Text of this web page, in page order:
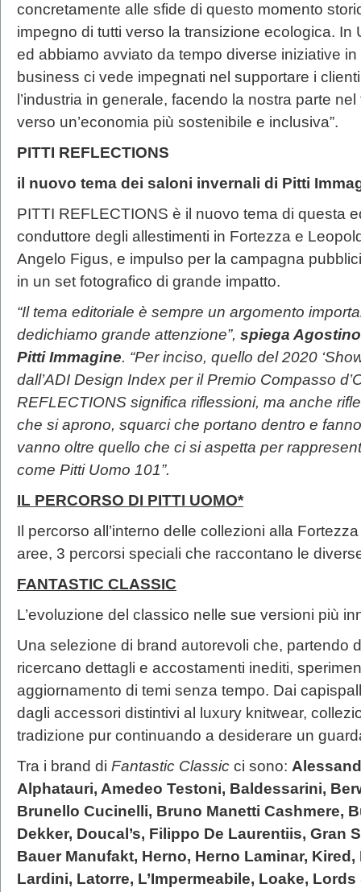
concretamente alle sfide di questo momento
impegno di tutti verso la transizione ecologica.
ed abbiamo avviato da tempo diverse iniziative
business ci vede impegnati nel supportare i
l’industria in generale, facendo la nostra parte
verso un’economia più sostenibile e inclusiva”.
PITTI REFLECTIONS
il nuovo tema dei saloni invernali di Pitti
PITTI REFLECTIONS è il nuovo tema di questa
conduttore degli allestimenti in Fortezza e
Angelo Figus, e impulso per la campagna
in un set fotografico di grande impatto.
“Il tema editoriale è sempre un argomento
dedichiamo grande attenzione”, spiega
Pitti Immagine. “Per inciso, quello del 2020
dall’ADI Design Index per il Premio Compasso
REFLECTIONS significa riflessioni, ma anche
che si aprono, squarci che portano dentro e
vanno oltre quello che ci si aspetta per
come Pitti Uomo 101”.
IL PERCORSO DI PITTI UOMO*
Il percorso all’interno delle collezioni alla
aree, 3 percorsi speciali che raccontano le
FANTASTIC CLASSIC
L’evoluzione del classico nelle sue versioni più
Una selezione di brand autorevoli che, partendo
ricercano dettagli e accostamenti inediti,
aggiornamento di temi senza tempo. Dai
dagli accessori distintivi al luxury knitwear,
tradizione pur continuando a desiderare un
Tra i brand di Fantastic Classic ci sono:
Alphatauri, Amedeo Testoni, Baldessarini,
Brunello Cucinelli, Bruno Manetti Cashmere,
Dekker, Doucal’s, Filippo De Laurentiis, Gran
Bauer Manufakt, Herno, Herno Laminar,
Lardini, Latorre, L’Impermeabile, Loake,